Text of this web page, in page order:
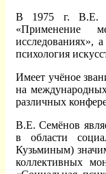
В 1975 г. В.Е.
«Применение
исследованиях»,
психология
Имеет учёное
на
различных
В.Е. Семёнов
в области
Кузьминым)
коллективных